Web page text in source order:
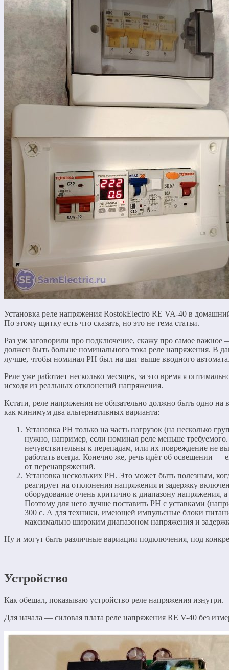
Установка реле напряжения RostokElectro RE VA-40 в
По этому щитку есть что сказать, но это не тема статьи.
Раз уж заговорили про подключение, скажу про самое
должен быть больше номинального тока реле напряжения. В
лучше, чтобы номинал РН был на шаг выше вводного
Реле уже работает несколько месяцев, за это время я
исходя из реальных отклонений напряжения.
Кстати, реле напряжения не обязательно должно быть одно
как минимум два альтернативных варианта:
Установка РН только на часть нагрузок (на несколько
нужно, например, если номинал реле меньше
нечувствительны к перепадам, или их повреждение не
работать всегда. Конечно же, речь идёт об освещении —
от перенапряжений.
Установка нескольких РН. Это может быть полезным,
реагирует на отклонения напряжения и задержку
оборудование очень критично к диапазону напряжения,
Поэтому для него лучше поставить РН с уставками
300 с. А для техники, имеющей импульсные блоки
максимально широким диапазоном напряжения и
Ну и могут быть различные вариации подключения, под
Устройство
Как обещал, показываю устройство реле напряжения изнутри.
Для начала — силовая плата реле напряжения RE V-40 без